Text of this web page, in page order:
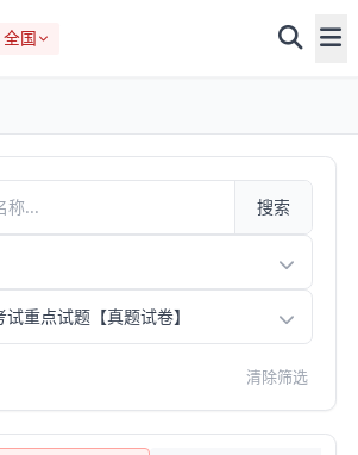
全国
搜索
清除筛选